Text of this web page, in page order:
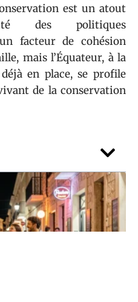
est un atout
des politiques
facteur de cohésion
mais l’Équateur, à la
en place, se profile
de la conservation